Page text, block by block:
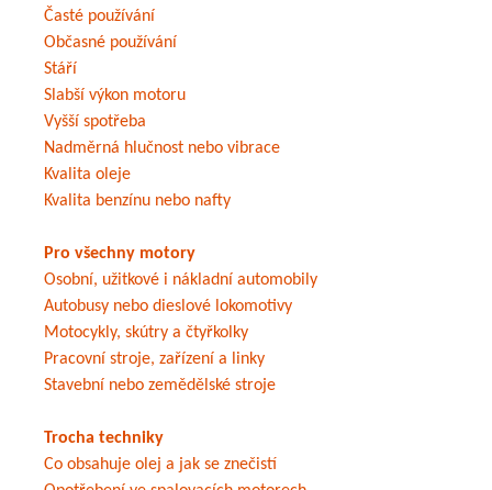
Časté používání
Občasné používání
Stáří
Slabší výkon motoru
Vyšší spotřeba
Nadměrná hlučnost nebo vibrace
Kvalita oleje
Kvalita benzínu nebo nafty
Pro všechny motory
Osobní, užitkové i nákladní automobily
Autobusy nebo dieslové lokomotivy
Motocykly, skútry a čtyřkolky
Pracovní stroje, zařízení a linky
Stavební nebo zemědělské stroje
Trocha techniky
Co obsahuje olej a jak se znečistí